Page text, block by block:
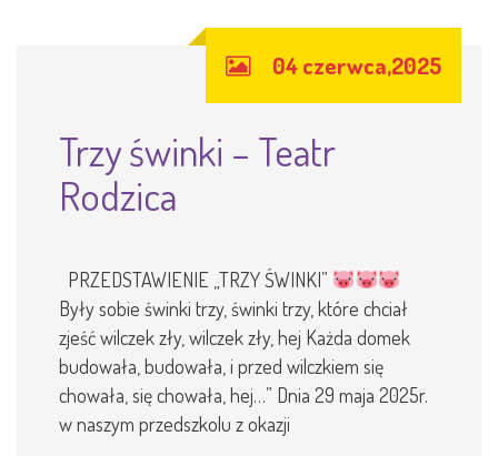
04 czerwca,2025
Trzy świnki – Teatr
Rodzica
PRZEDSTAWIENIE „TRZY ŚWINKI”
Były sobie świnki trzy, świnki trzy, które chciał
zjeść wilczek zły, wilczek zły, hej Każda domek
budowała, budowała, i przed wilczkiem się
chowała, się chowała, hej…” Dnia 29 maja 2025r.
w naszym przedszkolu z okazji